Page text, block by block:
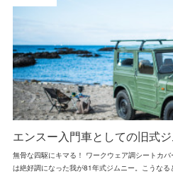
エンスー入門車としての旧式ジ
無骨な四駆にキマる！ ワークウェア調シートカ
は絶好調になった我が81年式ジムニー。こうな